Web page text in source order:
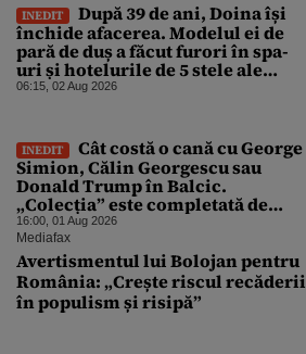
INEDIT
După 39 de ani, Doina își
închide afacerea. Modelul ei de
pară de duș a făcut furori în spa-
uri și hotelurile de 5 stele ale
lumii. Ce nu a mai mers
06:15, 02 Aug 2026
INEDIT
Cât costă o cană cu George
Simion, Călin Georgescu sau
Donald Trump în Balcic.
„Colecția” este completată de
Nicușor Dan, Ceaușescu și Stalin
16:00, 01 Aug 2026
Mediafax
Avertismentul lui Bolojan pentru
România: „Crește riscul recăderii
în populism și risipă”